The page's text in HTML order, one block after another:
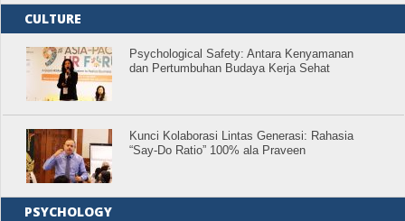
CULTURE
Psychological Safety: Antara Kenyamanan
dan Pertumbuhan Budaya Kerja Sehat
Kunci Kolaborasi Lintas Generasi: Rahasia
“Say-Do Ratio” 100% ala Praveen
PSYCHOLOGY